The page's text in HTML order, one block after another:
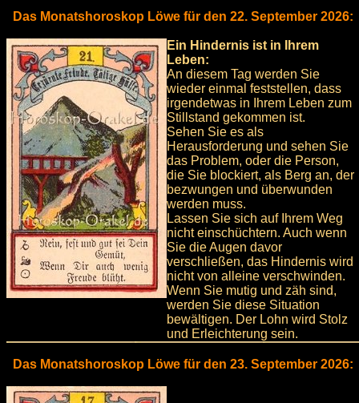
Das Monatshoroskop Löwe für den 22. September 2026:
Ein Hindernis ist in Ihrem
Leben:
An diesem Tag werden Sie
wieder einmal feststellen, dass
irgendetwas in Ihrem Leben zum
Stillstand gekommen ist.
Sehen Sie es als
Herausforderung und sehen Sie
das Problem, oder die Person,
die Sie blockiert, als Berg an, der
bezwungen und überwunden
werden muss.
Lassen Sie sich auf Ihrem Weg
nicht einschüchtern. Auch wenn
Sie die Augen davor
verschließen, das Hindernis wird
nicht von alleine verschwinden.
Wenn Sie mutig und zäh sind,
werden Sie diese Situation
bewältigen. Der Lohn wird Stolz
und Erleichterung sein.
Das Monatshoroskop Löwe für den 23. September 2026: